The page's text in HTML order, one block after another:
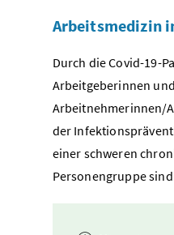
Arbeitsmedizin
Durch die Covid-19-
Arbeitgeberinnen
Arbeitnehmerinnen/
der
einer schweren
Personengruppe